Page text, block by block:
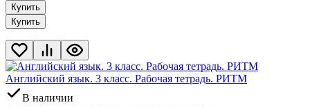
Купить
Купить
Английский язык. 3 класс. Рабочая тетрадь. РИТМ
В наличии